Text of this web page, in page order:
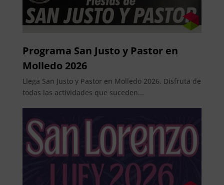
Programa San Justo y Pastor en
Molledo 2026
Llega San Justo y Pastor en Molledo 2026. Disfruta de
todas las actividades que suceden...